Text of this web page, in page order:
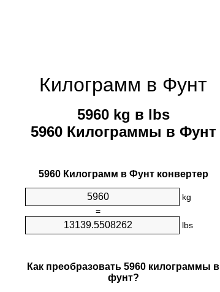
Килограмм в Фунт
5960 kg в lbs
5960 Килограммы в Фунт
5960 Килограмм в Фунт конвертер
kg
=
lbs
Как преобразовать 5960 килограммы в
фунт?